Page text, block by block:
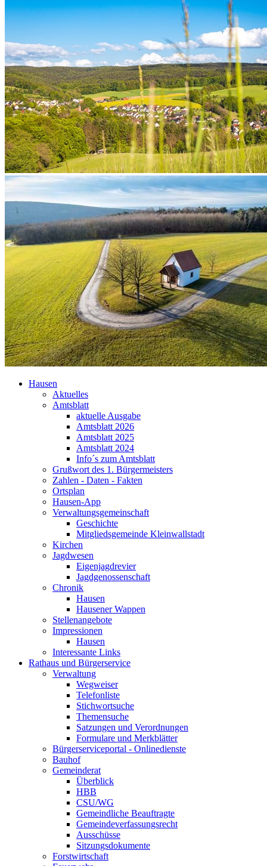
Hausen
Aktuelles
Amtsblatt
aktuelle Ausgabe
Amtsblatt 2026
Amtsblatt 2025
Amtsblatt 2024
Info´s zum Amtsblatt
Grußwort des 1. Bürgermeisters
Zahlen - Daten - Fakten
Ortsplan
Hausen-App
Verwaltungsgemeinschaft
Geschichte
Mitgliedsgemeinde Kleinwallstadt
Kirchen
Jagdwesen
Eigenjagdrevier
Jagdgenossenschaft
Chronik
Hausen
Hausener Wappen
Stellenangebote
Impressionen
Hausen
Interessante Links
Rathaus und Bürgerservice
Verwaltung
Wegweiser
Telefonliste
Stichwortsuche
Themensuche
Satzungen und Verordnungen
Formulare und Merkblätter
Bürgerserviceportal - Onlinedienste
Bauhof
Gemeinderat
Überblick
HBB
CSU/WG
Gemeindliche Beauftragte
Gemeindeverfassungsrecht
Ausschüsse
Sitzungsdokumente
Forstwirtschaft